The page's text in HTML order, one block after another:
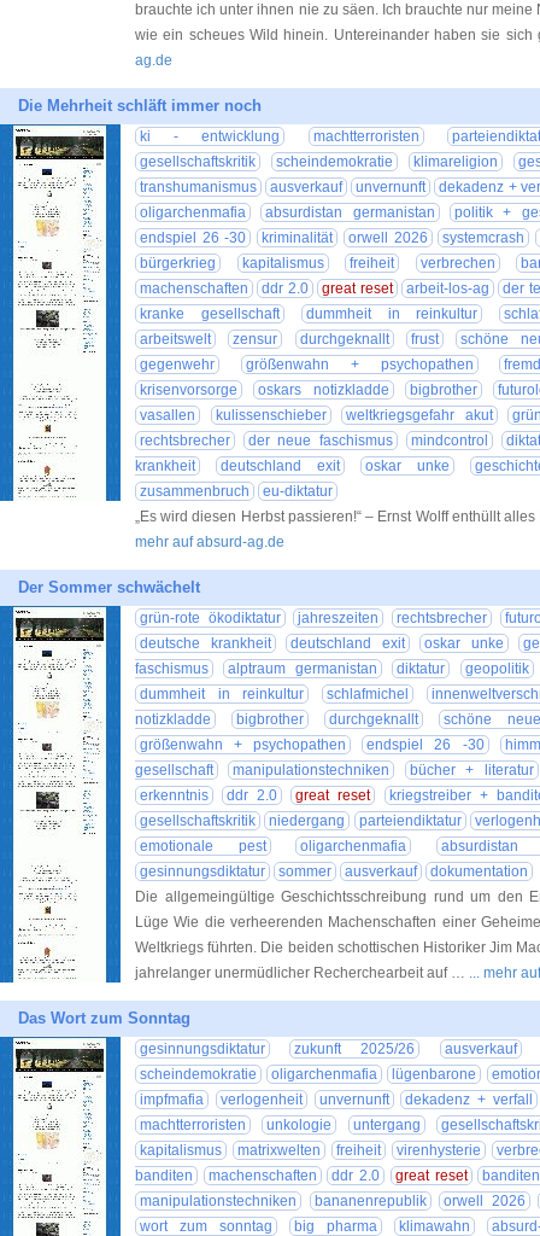
brauchte ich unter ihnen nie zu säen. Ich brauchte nur
wie ein scheues Wild hinein. Untereinander haben sie
ag.de
Die Mehrheit schläft immer noch
ki - entwicklung machtterroristen
gesellschaftskritik
scheindemokratie klimareligion
transhumanismus
ausverkauf unvernunft
dekadenz +
oligarchenmafia
absurdistan germanistan
politik +
endspiel 26 -30
kriminalität orwell 2026 systemcrash
bürgerkrieg
kapitalismus freiheit verbrechen
machenschaften
ddr 2.0 great reset arbeit-los-ag
der
kranke gesellschaft
dummheit in reinkultur
arbeitswelt
zensur durchgeknallt frust
schöne
gegenwehr
größenwahn + psychopathen
krisenvorsorge
oskars notizkladde bigbrother
vasallen
kulissenschieber weltkriegsgefahr akut
rechtsbrecher
der neue faschismus mindcontrol
krankheit
deutschland exit oskar unke
zusammenbruch
eu-diktatur
„Es wird diesen Herbst passieren!“ – Ernst Wolff enthüllt
mehr auf absurd-ag.de
Der Sommer schwächelt
grün-rote ökodiktatur jahreszeiten rechtsbrecher
deutsche krankheit
deutschland exit oskar unke
faschismus
alptraum germanistan diktatur
geopolitik
dummheit in reinkultur
schlafmichel
notizkladde
bigbrother durchgeknallt
schöne
größenwahn + psychopathen
endspiel 26 -30
gesellschaft
manipulationstechniken
bücher + literatur
erkenntnis
ddr 2.0 great reset
kriegstreiber +
gesellschaftskritik
niedergang parteiendiktatur
emotionale pest
oligarchenmafia
absurdistan
gesinnungsdiktatur
sommer ausverkauf
dokumentation
Die allgemeingültige Geschichtsschreibung rund um den
Lüge Wie die verheerenden Machenschaften einer
Weltkriegs führten. Die beiden schottischen Historiker Jim
jahrelanger unermüdlicher Recherchearbeit auf … ... mehr
Das Wort zum Sonntag
gesinnungsdiktatur zukunft 2025/26
ausverkauf
scheindemokratie
oligarchenmafia lügenbarone
impfmafia
verlogenheit unvernunft
dekadenz + verfall
machtterroristen
unkologie untergang
kapitalismus
matrixwelten freiheit virenhysterie
banditen
machenschaften ddr 2.0 great reset
manipulationstechniken
bananenrepublik
orwell 2026
wort zum sonntag
big pharma klimawahn